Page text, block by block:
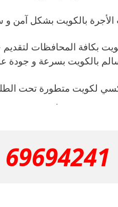
الأجرة بالكويت بشكل آمن
بكافة المحافظات
بالكويت بسرعة و جودة
لكويت متطورة تحت
.
69694241